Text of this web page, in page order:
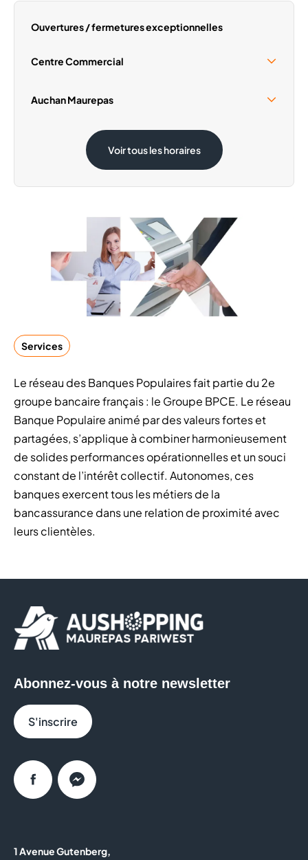
Mercredi
09:30 - 20:00
Vendredi
Ouvertures / fermetures exceptionnelles
Centre Commercial
Samedi 15 Août
Auchan Maurepas
Samedi 15 Août 08:30 - 19:30
Voir tous les horaires
Services
Le réseau des Banques Populaires fait partie du 2e
groupe bancaire français : le Groupe BPCE. Le réseau
Banque Populaire animé par des valeurs fortes et
partagées, s’applique à combiner harmonieusement
de solides performances opérationnelles et un souci
constant de l’intérêt collectif. Autonomes, ces
banques exercent tous les métiers de la
bancassurance dans une relation de proximité avec
leurs clientèles.
1 Avenue Gutenberg,
Abonnez-vous à notre newsletter
S'inscrire
FacebookMessenger